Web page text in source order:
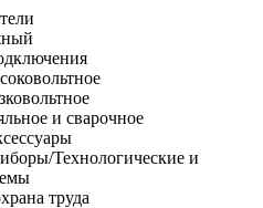
и сварочное
Технологические и
труда